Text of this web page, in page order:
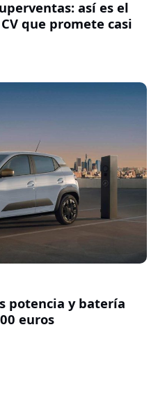
así es el
que promete casi
potencia y batería
euros